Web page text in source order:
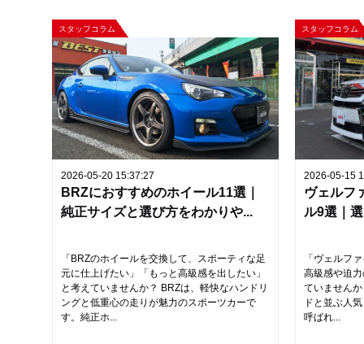
スタッフコラム
2026-05-20 15:37:27
BRZにおすすめのホイール11選｜
純正サイズと選び方をわかりや...
「BRZのホイールを交換して、スポーティな足
元に仕上げたい」「もっと高級感を出したい」
と考えていませんか？ BRZは、軽快なハンドリ
ングと低重心の走りが魅力のスポーツカーで
す。純正ホ...
スタッフコラム
2026-05-15
ヴェルフ
ル9選｜
「ヴェルフ
高級感や迫
ていません
ドと並ぶ人
呼ばれ...